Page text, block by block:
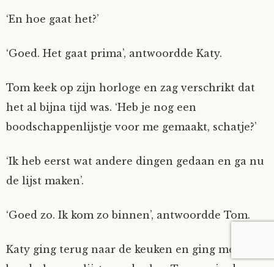
‘En hoe gaat het?’
‘Goed. Het gaat prima’, antwoordde Katy.
Tom keek op zijn horloge en zag verschrikt dat
het al bijna tijd was. ‘Heb je nog een
boodschappenlijstje voor me gemaakt, schatje?’
‘Ik heb eerst wat andere dingen gedaan en ga nu
de lijst maken’.
‘Goed zo. Ik kom zo binnen’, antwoordde Tom.
Katy ging terug naar de keuken en ging met de